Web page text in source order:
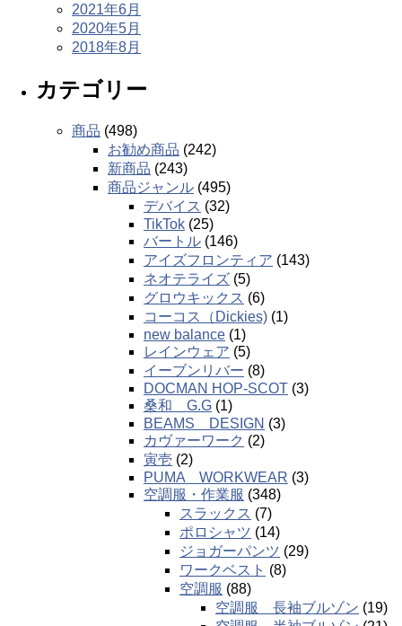
2021年6月
2020年5月
2018年8月
カテゴリー
商品 (498)
お勧め商品 (242)
新商品 (243)
商品ジャンル (495)
デバイス (32)
TikTok (25)
バートル (146)
アイズフロンティア (143)
ネオテライズ (5)
グロウキックス (6)
コーコス（Dickies) (1)
new balance (1)
レインウェア (5)
イーブンリバー (8)
DOCMAN HOP-SCOT (3)
桑和 G.G (1)
BEAMS DESIGN (3)
カヴァーワーク (2)
寅壱 (2)
PUMA WORKWEAR (3)
空調服・作業服 (348)
スラックス (7)
ポロシャツ (14)
ジョガーパンツ (29)
ワークベスト (8)
空調服 (88)
空調服 長袖ブルゾン (19)